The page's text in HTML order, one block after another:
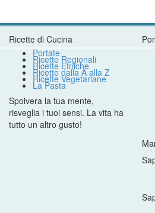
Ricette di Cucina
Portate
Ricette Regionali
Ricette Etniche
Ricette dalla A alla Z
Ricette Vegetariane
La Pasta
Spolvera la tua mente,
risveglia i tuoi sensi. La vita ha
tutto un altro gusto!